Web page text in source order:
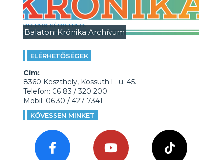
Balatoni Krónika Archívum
ELÉRHETŐSÉGEK
Cím:
8360 Keszthely, Kossuth L. u. 45.
Telefon: 06 83 / 320 200
Mobil: 06 30 / 427 7341
KÖVESSEN MINKET